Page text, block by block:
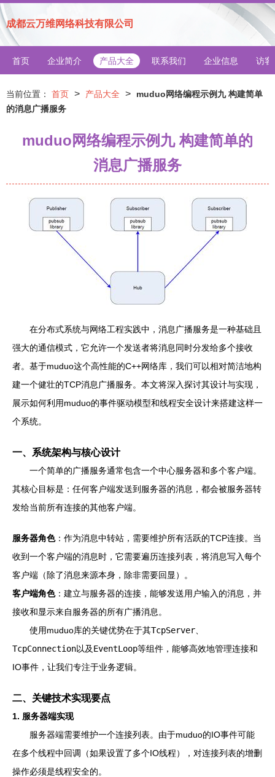
成都云万维网络科技有限公司
首页 企业简介 产品大全 联系我们 企业信息 访客
当前位置： 首页 > 产品大全 >
muduo网络编程示例九 构建简单
的消息广播服务
muduo网络编程示例九 构建简单的
消息广播服务
在分布式系统与网络工程实践中，消息广播服务是一种基础且
强大的通信模式，它允许一个发送者将消息同时分发给多个接收
者。基于muduo这个高性能的C++网络库，我们可以相对简洁地构
建一个健壮的TCP消息广播服务。本文将深入探讨其设计与实现，
展示如何利用muduo的事件驱动模型和线程安全设计来搭建这样一
个系统。
一、系统架构与核心设计
一个简单的广播服务通常包含一个中心服务器和多个客户端。
其核心目标是：任何客户端发送到服务器的消息，都会被服务器转
发给当前所有连接的其他客户端。
服务器角色：作为消息中转站，需要维护所有活跃的TCP连接。当
收到一个客户端的消息时，它需要遍历连接列表，将消息写入每个
客户端（除了消息来源本身，除非需要回显）。
客户端角色：建立与服务器的连接，能够发送用户输入的消息，并
接收和显示来自服务器的所有广播消息。
使用muduo库的关键优势在于其TcpServer
TcpConnection以及EventLoop等组件，能够高效地管理连接和
IO事件，让我们专注于业务逻辑。
二、关键技术实现要点
1. 服务器端实现
服务器端需要维护一个连接列表。由于muduo的IO事件可能
在多个线程中回调（如果设置了多个IO线程），对连接列表的增删
操作必须是线程安全的。